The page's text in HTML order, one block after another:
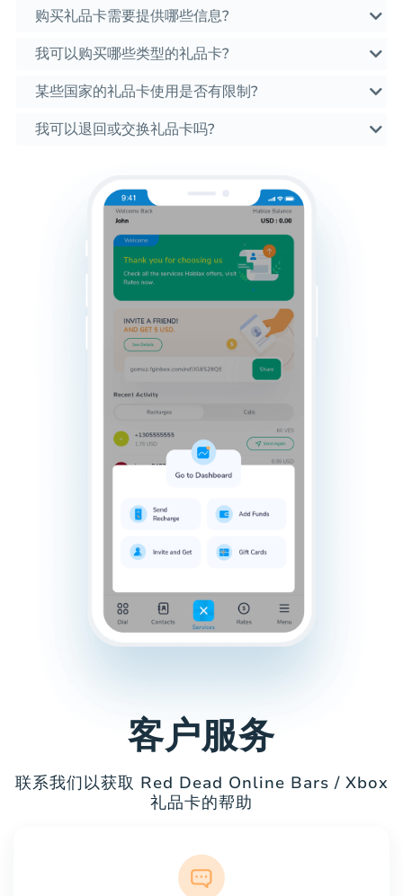
购买礼品卡需要提供哪些信息?
我可以购买哪些类型的礼品卡?
某些国家的礼品卡使用是否有限制?
我可以退回或交换礼品卡吗?
客户服务
联系我们以获取 Red Dead Online Bars / Xbox
礼品卡的帮助